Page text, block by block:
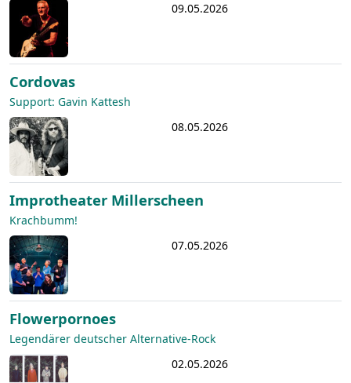
09.05.2026
Cordovas
Support: Gavin Kattesh
08.05.2026
Improtheater Millerscheen
Krachbumm!
07.05.2026
Flowerpornoes
Legendärer deutscher Alternative-Rock
02.05.2026